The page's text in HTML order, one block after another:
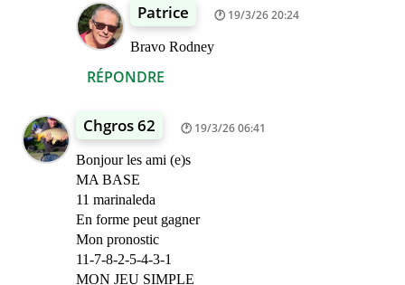
RÉPONDRE
Patrice 19/3/26 20:24
Bravo Rodney
Chgros 62 19/3/26 06:41
Bonjour les ami (e)s
MA BASE
11 marinaleda
En forme peut gagner
Mon pronostic
11-7-8-2-5-4-3-1
MON JEU SIMPLE